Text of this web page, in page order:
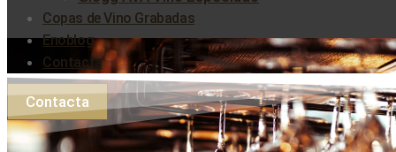
Copas de Vino Grabadas
Enoblog
Contacta
Contacta